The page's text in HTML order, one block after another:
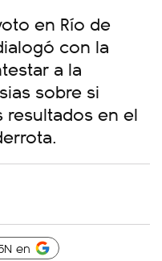
en Río de
con la
a la
sobre si
en el
en